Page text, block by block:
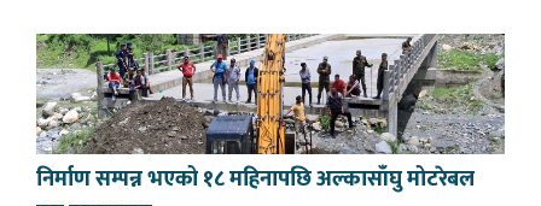
निर्माण सम्पन्न भएको १८ महिनापछि अल्कासाँघु मोटरेबल